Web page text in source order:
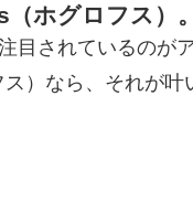
ホグロフス）
目されているの
）なら、それが